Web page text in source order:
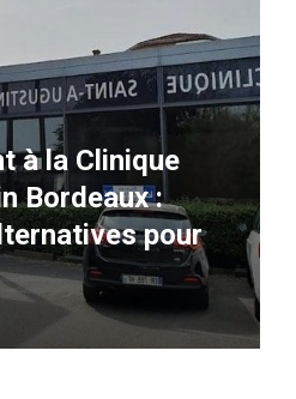
à la Clinique
Bordeaux :
pour